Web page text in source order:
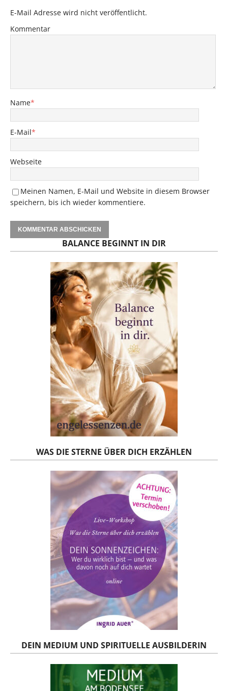
E-Mail Adresse wird nicht veröffentlicht.
Kommentar
Name*
E-Mail*
Webseite
Meinen Namen, E-Mail und Website in diesem Browser
speichern, bis ich wieder kommentiere.
BALANCE BEGINNT IN DIR
WAS DIE STERNE ÜBER DICH ERZÄHLEN
DEIN MEDIUM UND SPIRITUELLE AUSBILDERIN